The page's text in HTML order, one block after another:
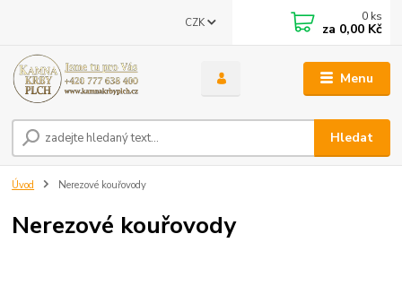
Menu
CZK
Hledat
0 ks
za 0,00 Kč
Úvod Nerezové kouřovody
Nerezové kouřovody